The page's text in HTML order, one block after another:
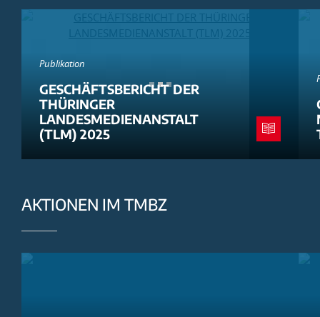
Publikation
GESCHÄFTSBERICHT DER
THÜRINGER
LANDESMEDIENANSTALT
(TLM) 2025
AKTIONEN IM TMBZ